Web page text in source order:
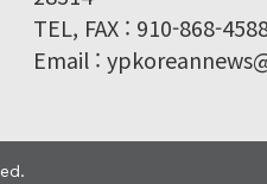
있도록 서비스 초기 화면에
이용촉진및정보보호등에
이 약관을 개정할 수 있습
적용일자 전일까지 공지합
기간 서비스내 전자우편, 전
호, 자택전화번호, 자택주
TEL, FAX : 910-868-
Email :